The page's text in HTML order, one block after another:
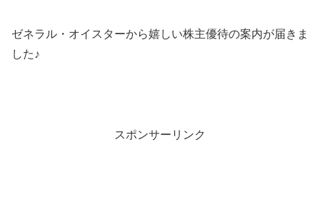
ゼネラル・オイスターから嬉しい株主優待の案内が届きま
した♪
スポンサーリンク